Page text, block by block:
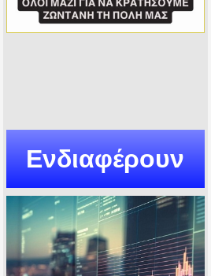
Ενδιαφέρουν